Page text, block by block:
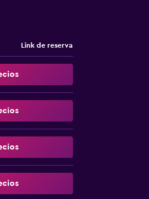
Link de reserva